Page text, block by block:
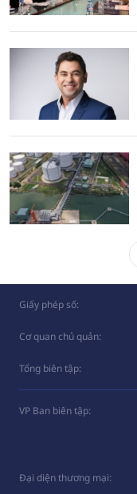
Giấy phép số:
Cơ quan chủ quản:
Tổng biên tập:
VP Ban biên tập:
Đại diện thương mại: